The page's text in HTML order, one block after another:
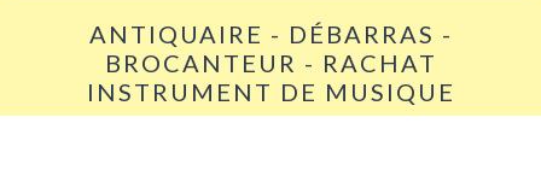
ANTIQUAIRE - DÉBARRAS -
BROCANTEUR - RACHAT
INSTRUMENT DE MUSIQUE